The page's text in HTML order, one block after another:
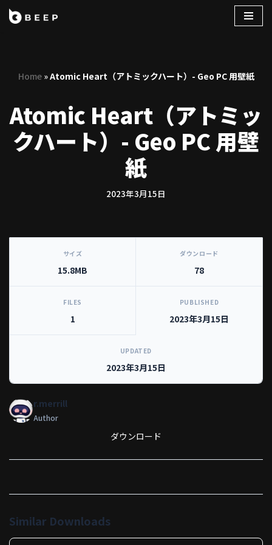
へ
ス
キ
ッ
Home»Atomic Heart（アトミックハート）- Geo PC 用壁紙
Atomic Heart（アトミッ
クハート）- Geo PC 用壁
紙
2023年3月15日
[video_player_1200x800]
サイズ
15.8MB
ダウンロード
78
FILES
1
PUBLISHED
2023年3月15日
UPDATED
2023年3月15日
r.merrill
Author
ダウンロード
Similar Downloads